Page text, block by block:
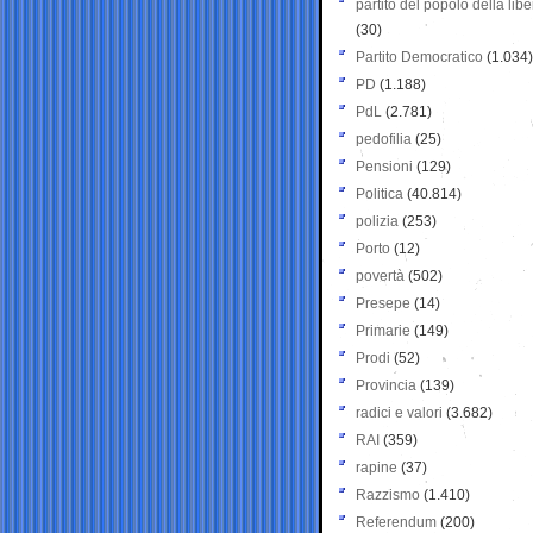
partito del popolo della
(30)
Partito Democratico (1.034)
PD (1.188)
PdL (2.781)
pedofilia (25)
Pensioni (129)
Politica (40.814)
polizia (253)
Porto (12)
povertà (502)
Presepe (14)
Primarie (149)
Prodi (52)
Provincia (139)
radici e valori (3.682)
RAI (359)
rapine (37)
Razzismo (1.410)
Referendum (200)